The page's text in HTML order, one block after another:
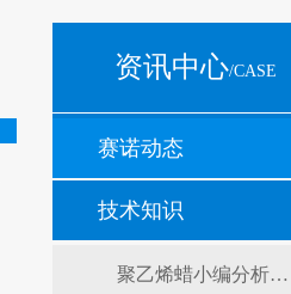
资讯中心/CASE
赛诺动态
技术知识
聚乙烯蜡小编分析有机硅消泡剂优缺点及主要分类和性能